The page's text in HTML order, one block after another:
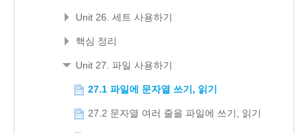
Unit 26. 세트 사용하기
핵심 정리
Unit 27. 파일 사용하기
27.1 파일에 문자열 쓰기, 읽기
27.2 문자열 여러 줄을 파일에 쓰기, 읽기